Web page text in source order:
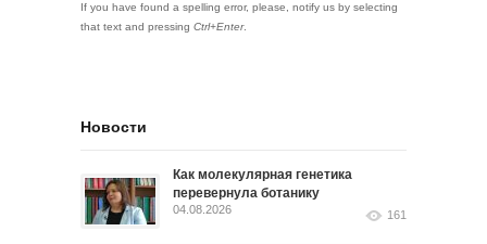
If you have found a spelling error, please, notify us by selecting
that text and pressing Ctrl+Enter.
Новости
Как молекулярная генетика
перевернула ботанику
04.08.2026 161